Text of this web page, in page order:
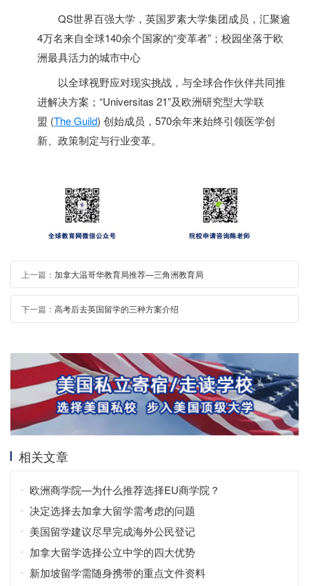
QS世界百强大学 ，英国罗素大学集团成员，汇聚逾
4万名来自全球140余个国家的“变革者”；校园坐落于欧
洲最具活力的城市中心
以全球视野应对现实挑战，与全球合作伙伴共同推
进解决方案；“Universitas 21”及欧洲研究型大学联
盟 (The Guild)创始成员，570余年来始终引领医学创
新、政策制定与行业变革。
上一篇： 加拿大温哥华教育局推荐—三角洲教育局
下一篇： 高考后去英国留学的三种方案介绍
相关文章
欧洲商学院—为什么推荐选择EU商学院？
决定选择去加拿大留学需考虑的问题
美国留学建议尽早完成海外公民登记
加拿大留学选择公立中学的四大优势
新加坡留学需随身携带的重点文件资料